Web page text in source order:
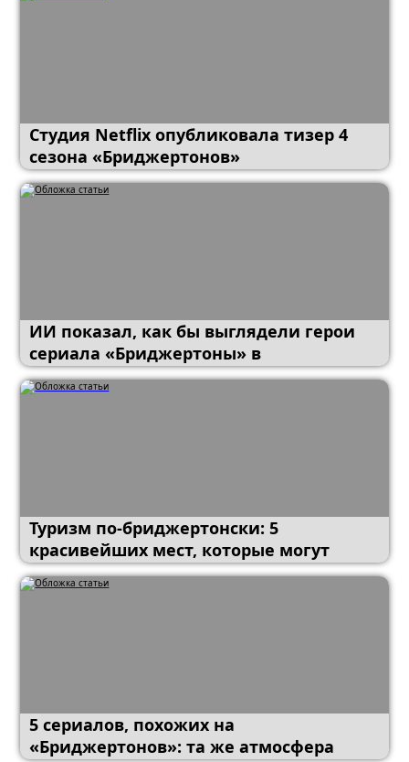
Студия Netflix опубликовала тизер 4
сезона «Бриджертонов»
ИИ показал, как бы выглядели герои
сериала «Бриджертоны» в
мультфильме Disney
Туризм по-бриджертонски: 5
красивейших мест, которые могут
посетить фанаты «Бриджертонов»
5 сериалов, похожих на
«Бриджертонов»: та же атмосфера